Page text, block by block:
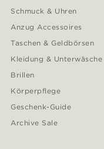
Schmuck & Uhren
Anzug Accessoires
Taschen & Geldbörsen
Kleidung & Unterwäsche
Brillen
Körperpflege
Geschenk-Guide
Archive Sale